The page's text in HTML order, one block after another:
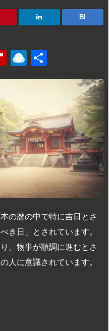
B!
Fl
ip
o
ar
d
R
ai
o
p.
io
有
の暦の中で特に吉日とさ
き日」とされています。
、物事が順調に進むとさ
人に意識されています。